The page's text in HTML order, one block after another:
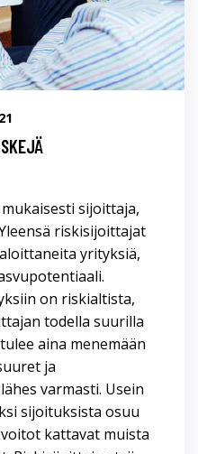
sijoittaja,
riskisijoittajat
yrityksiä,
on riskialtista,
todella suurilla
aina menemään
ja
varmasti. Usein
sijoituksista osuu
kattavat muista